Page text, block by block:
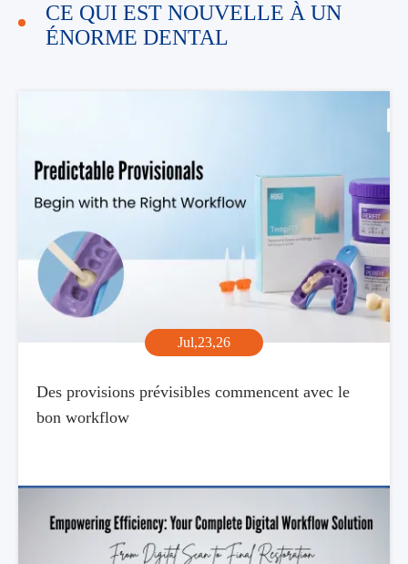
CE QUI EST NOUVELLE À UN
ÉNORME DENTAL
Jul,23,26
Des provisions prévisibles commencent avec le
bon workflow